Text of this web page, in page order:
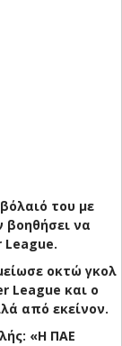
του με
βοηθήσει να
League.
οκτώ γκολ
League και ο
από εκείνον.
«Η ΠΑΕ